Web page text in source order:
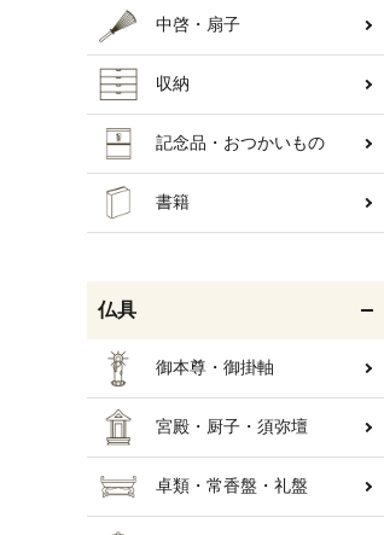
中啓・扇子
収納
記念品・おつかいもの
書籍
仏具
御本尊・御掛軸
宮殿・厨子・須弥壇
卓類・常香盤・礼盤